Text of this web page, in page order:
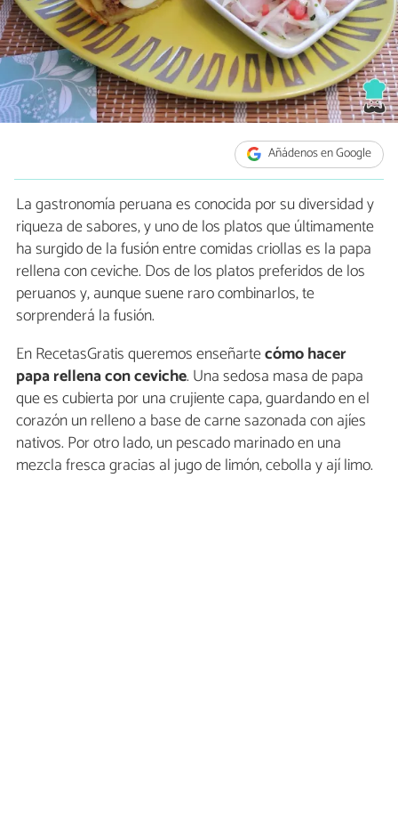
Añádenos en Google
La gastronomía peruana es conocida por su diversidad y
riqueza de sabores, y uno de los platos que últimamente
ha surgido de la fusión entre comidas criollas es la papa
rellena con ceviche. Dos de los platos preferidos de los
peruanos y, aunque suene raro combinarlos, te
sorprenderá la fusión.
En RecetasGratis queremos enseñartecómo hacer
papa rellena con ceviche. Una sedosa masa de papa
que es cubierta por una crujiente capa, guardando en el
corazón un relleno a base de carne sazonada con ajíes
nativos. Por otro lado, un pescado marinado en una
mezcla fresca gracias al jugo de limón, cebolla y ají limo.